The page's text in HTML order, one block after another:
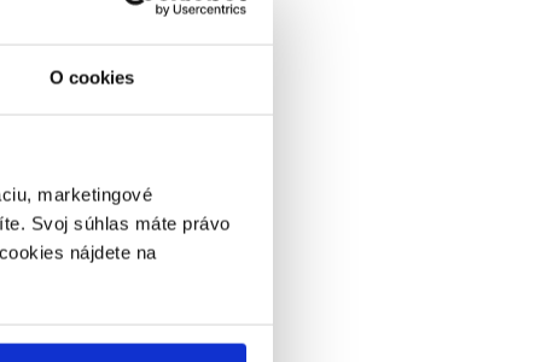
O cookies
marketingové
Svoj súhlas máte právo
nájdete na
byť dôsledkom
o klasifikácii,
v zmysle
nie sú